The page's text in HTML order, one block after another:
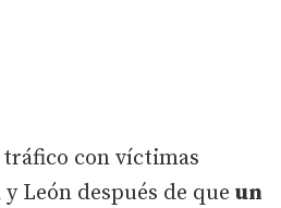
con víctimas
León después de que un